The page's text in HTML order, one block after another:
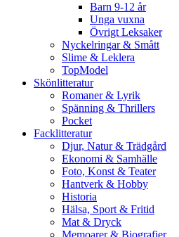
Barn 9-12 år
Unga vuxna
Övrigt Leksaker
Nyckelringar & Smått
Slime & Leklera
TopModel
Skönlitteratur
Romaner & Lyrik
Spänning & Thrillers
Pocket
Facklitteratur
Djur, Natur & Trädgård
Ekonomi & Samhälle
Foto, Konst & Teater
Hantverk & Hobby
Historia
Hälsa, Sport & Fritid
Mat & Dryck
Memoarer & Biografier